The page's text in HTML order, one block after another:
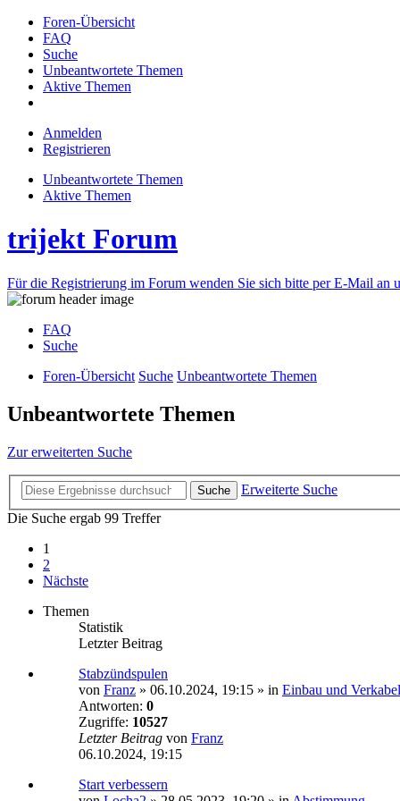
Foren-Übersicht
FAQ
Suche
Unbeantwortete Themen
Aktive Themen
Anmelden
Registrieren
Unbeantwortete Themen
Aktive Themen
trijekt Forum
Für die Registrierung im Forum wenden Sie sich bitte per E-Mail an
FAQ
Suche
Foren-Übersicht Suche Unbeantwortete Themen
Unbeantwortete Themen
Zur erweiterten Suche
Suche
Erweiterte Suche
Die Suche ergab 99 Treffer
1
2
Nächste
Themen
Statistik
Letzter Beitrag
Stabzündspulen
von Franz » 06.10.2024, 19:15 » in Einbau und
Antworten: 0
Zugriffe: 10527
Letzter Beitrag von Franz
06.10.2024, 19:15
Start verbessern